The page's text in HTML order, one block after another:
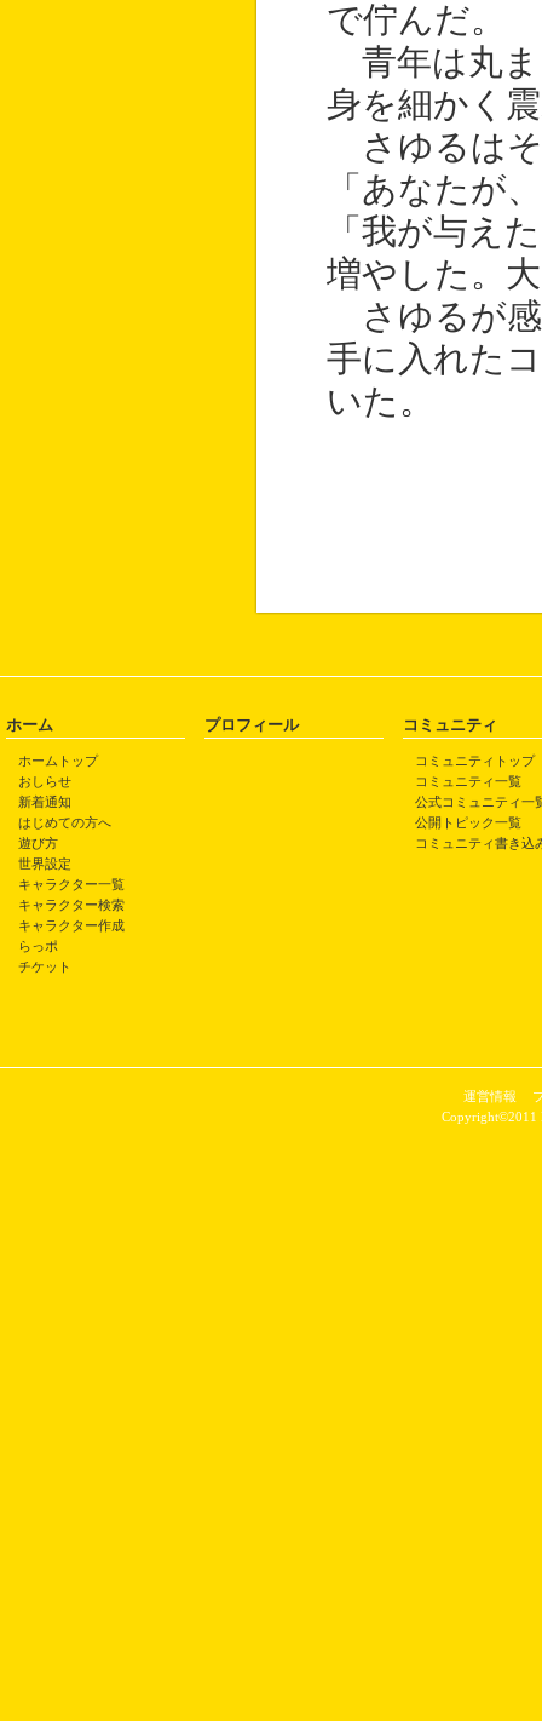
で佇んだ。
青年は丸ま
身を細かく
さゆるは
「あなたが
「我が与え
増やした。
さゆるが感
手に入れた
いた。
ホーム
ホームトップ
おしらせ
新着通知
はじめての方へ
遊び方
世界設定
キャラクター一覧
キャラクター検索
キャラクター作成
らっポ
チケット
プロフィール コミュニティ
コミュニティトップ
コミュニティ一覧
公式コミュニティ一
公開トピック一覧
コミュニティ書き込
運営情報
Copyright©2011